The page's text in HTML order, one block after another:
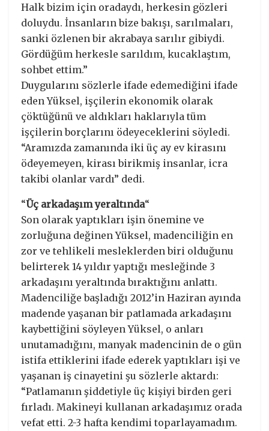
Halk bizim için oradaydı, herkesin gözleri
doluydu. İnsanların bize bakışı, sarılmaları,
sanki özlenen bir akrabaya sarılır gibiydi.
Gördüğüm herkesle sarıldım, kucaklaştım,
sohbet ettim.”
Duygularını sözlerle ifade edemediğini ifade
eden Yüksel, işçilerin ekonomik olarak
çöktüğünü ve aldıkları haklarıyla tüm
işçilerin borçlarını ödeyeceklerini söyledi.
“Aramızda zamanında iki üç ay ev kirasını
ödeyemeyen, kirası birikmiş insanlar, icra
takibi olanlar vardı” dedi.
“Üç arkadaşım yeraltında“
Son olarak yaptıkları işin önemine ve
zorluğuna değinen Yüksel, madenciliğin en
zor ve tehlikeli mesleklerden biri olduğunu
belirterek 14 yıldır yaptığı mesleğinde 3
arkadaşını yeraltında bıraktığını anlattı.
Madenciliğe başladığı 2012’in Haziran ayında
madende yaşanan bir patlamada arkadaşını
kaybettiğini söyleyen Yüksel, o anları
unutamadığını, manyak madencinin de o gün
istifa ettiklerini ifade ederek yaptıkları işi ve
yaşanan iş cinayetini şu sözlerle aktardı:
“Patlamanın şiddetiyle üç kişiyi birden geri
fırladı. Makineyi kullanan arkadaşımız orada
vefat etti. 2-3 hafta kendimi toparlayamadım.